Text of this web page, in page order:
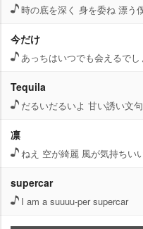
時の底を深く 身を委ね 漂う
今だけ
あっちはいつでも会えるで
Tequila
だるいだるいよ 甘い誘い文
凛
ねえ 空が綺麗 風が気持ちい
supercar
I am a suuuu-per supercar